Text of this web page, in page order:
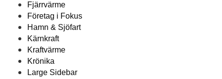
Fjärrvärme
Företag i Fokus
Hamn & Sjöfart
Kärnkraft
Kraftvärme
Krönika
Large Sidebar